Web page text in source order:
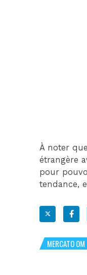
À noter
étrangère
pour
tendance,
MERCATO OM